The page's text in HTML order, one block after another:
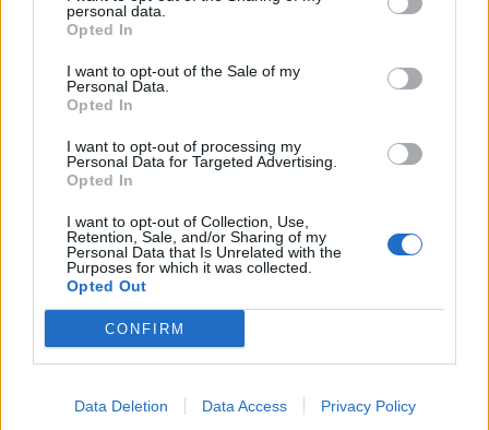
personal data.
Opted In
I want to opt-out of the Sale of my
Personal Data.
Opted In
I want to opt-out of processing my
Personal Data for Targeted Advertising.
Opted In
I want to opt-out of Collection, Use,
Retention, Sale, and/or Sharing of my
Personal Data that Is Unrelated with the
Purposes for which it was collected.
Opted Out
CONFIRM
Data Deletion Data Access Privacy Policy
ΣΧΕΤΙΚΗ ΕΙΔΗΣΕΟΓΡΑΦΙΑ
ΑΝΤΩΝΗΣ ΧΡΥΣΟΥΛΑΚΗΣ
Αποδέχομαι τους
και την πολιτική απορρήτου
X